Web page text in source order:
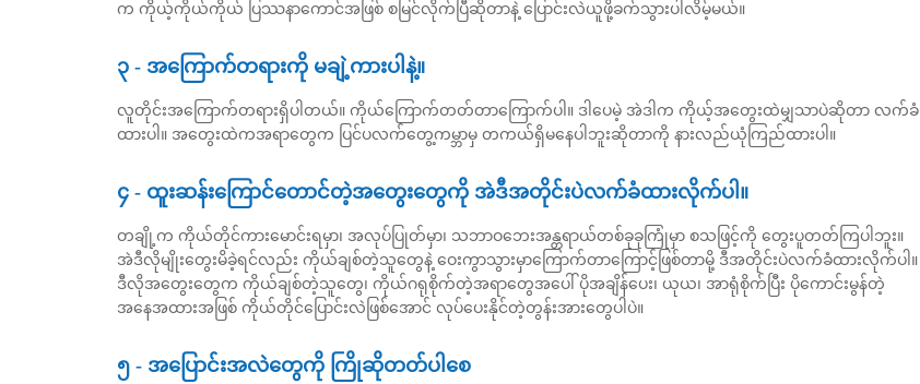
က ကိုယ့်ကိုယ်ကိုယ် ပြဿနာကောင်အဖြစ် စမြင်လိုက်ပြီဆိုတာနဲ့ ပြောင်းလဲယူဖို့ခက်သွားပါလိမ့်မယ်။
၃ - အကြောက်တရားကို မချဲ့ကားပါနဲ့။
လူတိုင်းအကြောက်တရားရှိပါတယ်။ ကိုယ်ကြောက်တတ်တာကြောက်ပါ။ ဒါပေမဲ့ အဲဒါက ကိုယ့်အတွေးထဲမျှသာပဲဆိုတာ လက်ခံ
ထားပါ။ အတွေးထဲကအရာတွေက ပြင်ပလက်တွေ့ကမ္ဘာမှ တကယ်ရှိမနေပါဘူးဆိုတာကို နားလည်ယုံကြည်ထားပါ။
၄ - ထူးဆန်းကြောင်တောင်တဲ့အတွေးတွေကို အဲဒီအတိုင်းပဲလက်ခံထားလိုက်ပါ။
တချို့က ကိုယ်တိုင်ကားမောင်းရမှာ၊ အလုပ်ပြုတ်မှာ၊ သဘာဝဘေးအန္တရာယ်တစ်ခုခုကြုံမှာ စသဖြင့်ကို တွေးပူတတ်ကြပါဘူး။
အဲဒီလိုမျိုးတွေးမိခဲ့ရင်လည်း ကိုယ်ချစ်တဲ့သူတွေနဲ့ ဝေးကွာသွားမှာကြောက်တာကြောင့်ဖြစ်တာမို့ ဒီအတိုင်းပဲလက်ခံထားလိုက်ပါ။
ဒီလိုအတွေးတွေက ကိုယ်ချစ်တဲ့သူတွေ၊ ကိုယ်ဂရုစိုက်တဲ့အရာတွေအပေါ် ပိုအချိန်ပေး၊ ယုယ၊ အာရုံစိုက်ပြီး ပိုကောင်းမွန်တဲ့
အနေအထားအဖြစ် ကိုယ်တိုင်ပြောင်းလဲဖြစ်အောင် လုပ်ပေးနိုင်တဲ့တွန်းအားတွေပါပဲ။
၅ - အပြောင်းအလဲတွေကို ကြိုဆိုတတ်ပါစေ